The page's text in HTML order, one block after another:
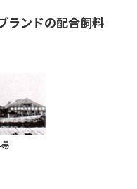
ランドの配合飼料